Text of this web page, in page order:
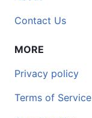
Contact Us
MORE
Privacy policy
Terms of Service